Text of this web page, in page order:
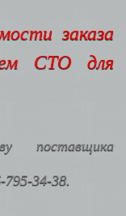
заказа
СТО для
поставщика
34-38.